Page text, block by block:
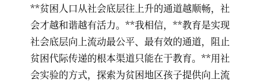
**贫困人口从社会底层往上升的通道越顺畅，社
会才越和谐越有活力。**我相信，**教育是实现
社会底层向上流动最公平、最有效的通道，阻止
贫困代际传递的根本渠道只能在于教育。**用社
会实验的方式，探索为贫困地区孩子提供向上流